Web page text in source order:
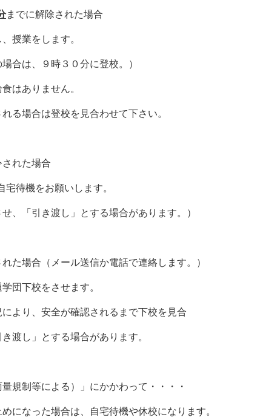
までに解除された場合
授業をします。
合は、９時３０分に登校。）
はありません。
る場合は登校を見合わせて下さい。
れた場合
待機をお願いします。
、「引き渡し」とする場合があります。）
た場合（メール送信か電話で連絡します。）
団下校をさせます。
より、安全が確認されるまで下校を見合
渡し」とする場合があります。
規制等による）」にかかわって・・・・
になった場合は、自宅待機や休校になります。